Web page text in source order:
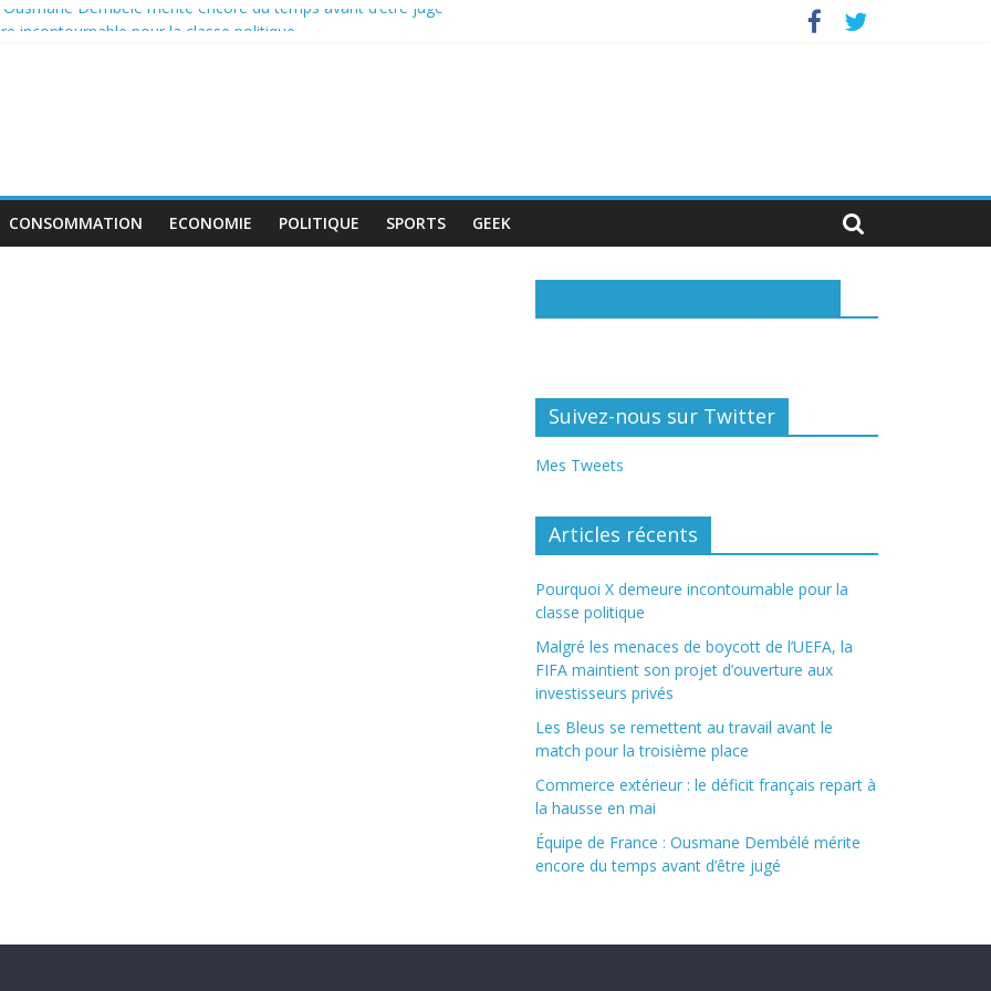
Ousmane Dembélé mérite encore du temps avant d’être jugé
CONSOMMATION ECONOMIE POLITIQUE SPORTS GEEK
Suivez-nous sur Twitter
Mes Tweets
Articles récents
Pourquoi X demeure incontournable pour la
classe politique
Malgré les menaces de boycott de l’UEFA, la
FIFA maintient son projet d’ouverture aux
investisseurs privés
Les Bleus se remettent au travail avant le
match pour la troisième place
Commerce extérieur : le déficit français repart à
la hausse en mai
Équipe de France : Ousmane Dembélé mérite
encore du temps avant d’être jugé